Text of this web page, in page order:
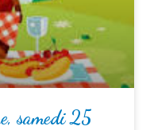
samedi 25